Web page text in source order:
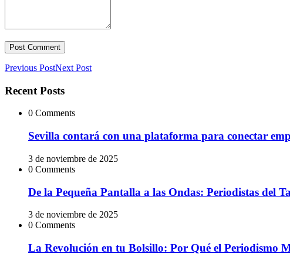
Previous PostNext Post
Recent Posts
0 Comments
Sevilla contará con una plataforma para conectar
3 de noviembre de 2025
0 Comments
De la Pequeña Pantalla a las Ondas: Periodistas del
3 de noviembre de 2025
0 Comments
La Revolución en tu Bolsillo: Por Qué el Periodismo